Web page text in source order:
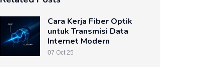
Cara Kerja Fiber Optik
untuk Transmisi Data
Internet Modern
07 Oct 25